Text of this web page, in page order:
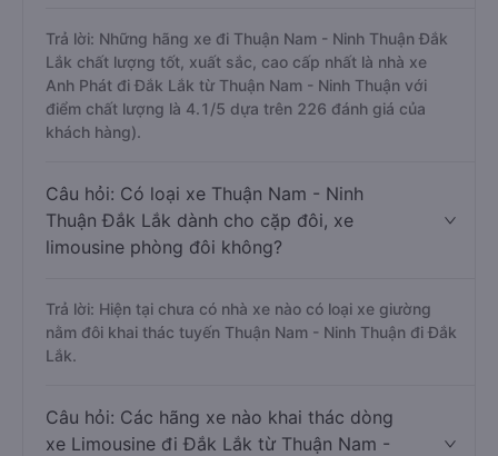
Trả lời: Những hãng xe đi Thuận Nam - Ninh Thuận Đắk
Lắk chất lượng tốt, xuất sắc, cao cấp nhất là nhà xe
Anh Phát đi Đắk Lắk từ Thuận Nam - Ninh Thuận với
điểm chất lượng là 4.1/5 dựa trên 226 đánh giá của
khách hàng).
Câu hỏi: Có loại xe Thuận Nam - Ninh
Thuận Đắk Lắk dành cho cặp đôi, xe
limousine phòng đôi không?
Trả lời: Hiện tại chưa có nhà xe nào có loại xe giường
nằm đôi khai thác tuyến Thuận Nam - Ninh Thuận đi Đắk
Lắk.
Câu hỏi: Các hãng xe nào khai thác dòng
xe Limousine đi Đắk Lắk từ Thuận Nam -